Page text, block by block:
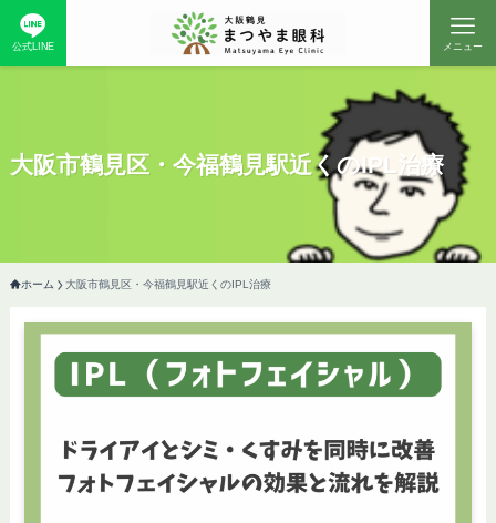
公式LINE メニュー
大阪市鶴見区・今福鶴見駅近くのIPL治療
ホーム 大阪市鶴見区・今福鶴見駅近くのIPL治療